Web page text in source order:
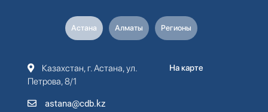
Астана Алматы Регионы
Казахстан, г. Астана, ул.
Петрова, 8/1
astana@cdb.kz
На карте